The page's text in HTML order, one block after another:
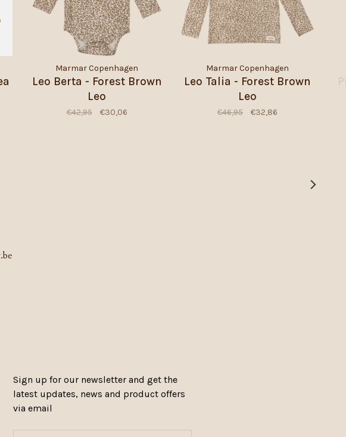
Marmar Copenhagen
Leo Berta - Forest Brown
Leo
€42,95 €30,06
Marmar Copenhagen
Leo Talia - Forest Brown
Leo
€46,95 €32,86
Sign up for our newsletter and get the
latest updates, news and product offers
via email